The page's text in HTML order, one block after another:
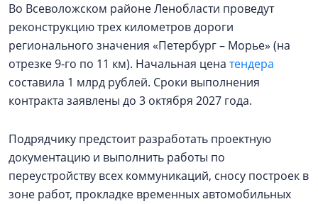
Во Всеволожском районе Ленобласти проведут
реконструкцию трех километров дороги
регионального значения «Петербург – Морье» (на
отрезке 9-го по 11 км). Начальная цена тендера
составила 1 млрд рублей. Сроки выполнения
контракта заявлены до 3 октября 2027 года.
Подрядчику предстоит разработать проектную
документацию и выполнить работы по
переустройству всех коммуникаций, сносу построек в
зоне работ, прокладке временных автомобильных